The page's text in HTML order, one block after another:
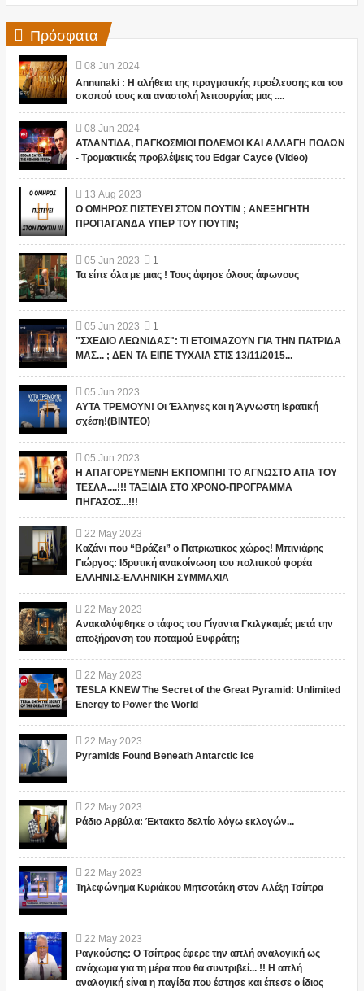
Πρόσφατα
08 Jun 2024
Annunaki : Η αλήθεια της πραγματικής προέλευσης και του
σκοπού τους και αναστολή λειτουργίας μας ....
08 Jun 2024
ΑΤΛΑΝΤΙΔΑ, ΠΑΓΚΟΣΜΙΟΙ ΠΟΛΕΜΟΙ ΚΑΙ ΑΛΛΑΓΗ ΠΟΛΩΝ
- Τρομακτικές προβλέψεις του Edgar Cayce (Video)
13 Aug 2023
Ο ΟΜΗΡΟΣ ΠΙΣΤΕΥΕΙ ΣΤΟΝ ΠΟΥΤΙΝ ; ΑΝΕΞΗΓΗΤΗ
ΠΡΟΠΑΓΑΝΔΑ ΥΠΕΡ ΤΟΥ ΠΟΥΤΙΝ;
05 Jun 2023
1
Τα είπε όλα με μιας ! Τους άφησε όλους άφωνους
05 Jun 2023
1
"ΣΧΕΔΙΟ ΛΕΩΝΙΔΑΣ": ΤΙ ΕΤΟΙΜΑΖΟΥΝ ΓΙΑ ΤΗΝ ΠΑΤΡΙΔΑ
ΜΑΣ... ; ΔΕΝ ΤΑ ΕΙΠΕ ΤΥΧΑΙΑ ΣΤΙΣ 13/11/2015...
05 Jun 2023
ΑΥΤΑ ΤΡΕΜΟΥΝ! Οι Έλληνες και η Άγνωστη Ιερατική
σχέση!(ΒΙΝΤΕΟ)
05 Jun 2023
Η ΑΠΑΓΟΡΕΥΜΕΝΗ ΕΚΠΟΜΠΗ! ΤΟ ΑΓΝΩΣΤΟ ΑΤΙΑ ΤΟΥ
ΤΕΣΛΑ....!!! ΤΑΞΙΔΙΑ ΣΤΟ ΧΡΟΝΟ-ΠΡΟΓΡΑΜΜΑ
ΠΗΓΑΣΟΣ...!!!
22 May 2023
Καζάνι που “Βράζει” ο Πατριωτικος χώρος! Μπινιάρης
Γιώργος: Ιδρυτική ανακοίνωση του πολιτικού φορέα
ΕΛΛΗΝΙ.Σ-ΕΛΛΗΝΙΚΗ ΣΥΜΜΑΧΙΑ
22 May 2023
Ανακαλύφθηκε ο τάφος του Γίγαντα Γκιλγκαμές μετά την
αποξήρανση του ποταμού Ευφράτη;
22 May 2023
TESLA KNEW The Secret of the Great Pyramid: Unlimited
Energy to Power the World
22 May 2023
Pyramids Found Beneath Antarctic Ice
22 May 2023
Ράδιο Αρβύλα: Έκτακτο δελτίο λόγω εκλογών...
22 May 2023
Τηλεφώνημα Κυριάκου Μητσοτάκη στον Αλέξη Τσίπρα
22 May 2023
Ραγκούσης: Ο Τσίπρας έφερε την απλή αναλογική ως
ανάχωμα για τη μέρα που θα συντριβεί... !! Η απλή
αναλογική είναι η παγίδα που έστησε και έπεσε ο ίδιος